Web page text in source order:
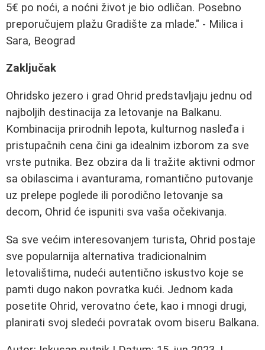
5€ po noći, a noćni život je bio odličan. Posebno
preporučujem plažu Gradište za mlade." - Milica i
Sara, Beograd
Zaključak
Ohridsko jezero i grad Ohrid predstavljaju jednu od
najboljih destinacija za letovanje na Balkanu.
Kombinacija prirodnih lepota, kulturnog nasleđa i
pristupačnih cena čini ga idealnim izborom za sve
vrste putnika. Bez obzira da li tražite aktivni odmor
sa obilascima i avanturama, romantično putovanje
uz prelepe poglede ili porodično letovanje sa
decom, Ohrid će ispuniti sva vaša očekivanja.
Sa sve većim interesovanjem turista, Ohrid postaje
sve popularnija alternativa tradicionalnim
letovalištima, nudeći autentično iskustvo koje se
pamti dugo nakon povratka kući. Jednom kada
posetite Ohrid, verovatno ćete, kao i mnogi drugi,
planirati svoj sledeći povratak ovom biseru Balkana.